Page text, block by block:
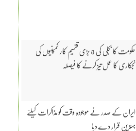
حکومت کا بجلی کی 3 بڑی تقسیم کار کمپنیوں کی
نجکاری کا عمل تیز کرنے کا فیصلہ
ایران کے صدر نے موجودہ وقت کو مذاکرات کیلئے
بہترین قرار دے دیا